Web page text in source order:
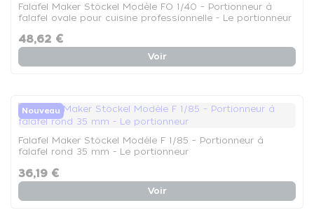
Falafel Maker Stöckel Modèle FO 1/40 – Portionneur à
falafel ovale pour cuisine professionnelle - Le portionneur
48,62 €
Voir
Nouveau
Falafel Maker Stöckel Modèle F 1/85 – Portionneur à
falafel rond 35 mm - Le portionneur
36,19 €
Voir